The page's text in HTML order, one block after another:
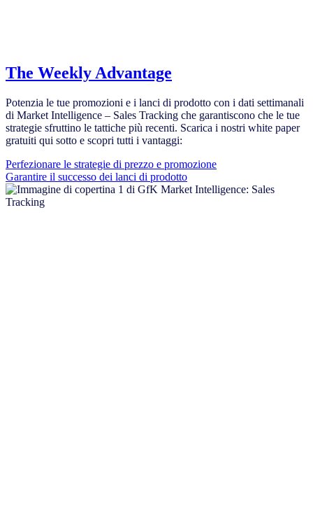
The Weekly Advantage
Potenzia le tue promozioni e i lanci di prodotto con i dati settimanali
di Market Intelligence – Sales Tracking che garantiscono che le tue
strategie sfruttino le tattiche più recenti. Scarica i nostri white paper
gratuiti qui sotto e scopri tutti i vantaggi:
Perfezionare le strategie di prezzo e promozione
Garantire il successo dei lanci di prodotto